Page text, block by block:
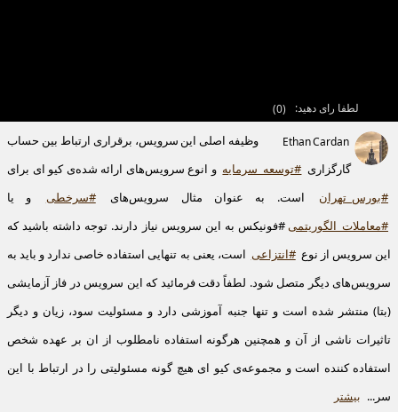
لطفا رای دهید: (0)
Ethan Cardan
وظیفه اصلی این سرویس، برقراری ارتباط بین حساب
گارگزاری #توسعه_سرمایه و انوع سرویس‌های ارائه شده‌ی کیو ای برای
#بورس_تهران
است. به عنوان مثال سرویس‌های #سرخطی
و یا
#معاملات_الگوریتمی‌#فونیکس به این سرویس نیاز دارند. توجه داشته باشید که
این سرویس از نوع #انتزاعی است، یعنی به تنهایی استفاده خاصی ندارد و باید به
سرویس‌های دیگر متصل شود. لطفاً دقت فرمائید که این سرویس در فاز آزمایشی
(بتا) منتشر شده است و تنها جنبه آموزشی دارد و مسئولیت سود، زیان و دیگر
تاثیرات ناشی از آن و همچنین هرگونه استفاده نامطلوب از ان بر عهده شخص
استفاده کننده است و مجموعه‌ی کیو ای هیچ گونه مسئولیتی را در ارتباط با این
سر... بیشتر